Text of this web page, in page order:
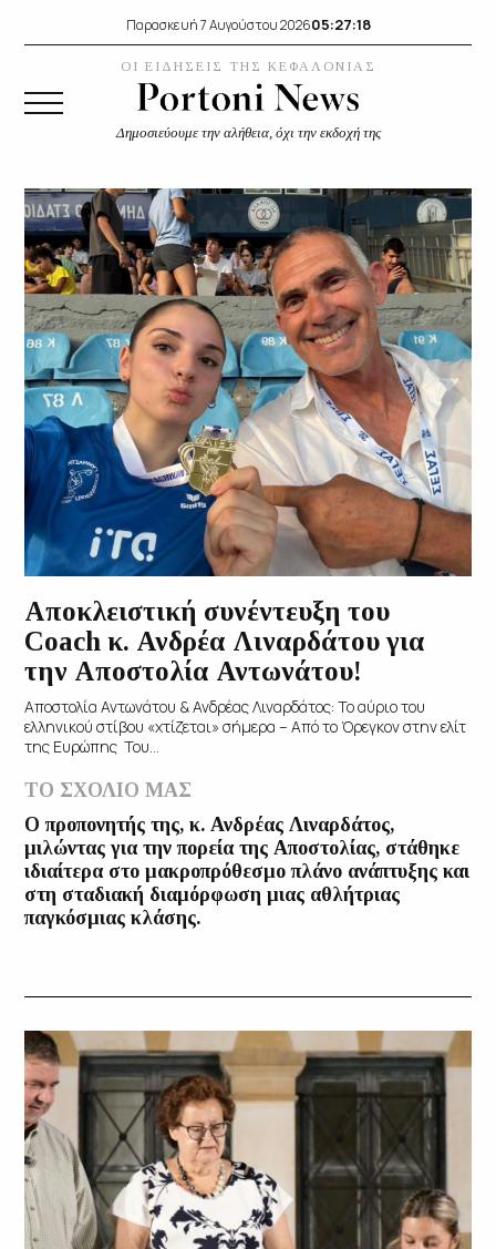
Παρασκευή 7 Αυγούστου 202605:27:20
ΟΙ ΕΙΔΗΣΕΙΣ ΤΗΣ ΚΕΦΑΛΟΝΙΑΣ
Δημοσιεύουμε την αλήθεια, όχι την εκδοχή της
Αποκλειστική συνέντευξη του
Coach κ. Ανδρέα Λιναρδάτου για
την Αποστολία Αντωνάτου!
Αποστολία Αντωνάτου & Ανδρέας Λιναρδάτος: Το αύριο του
ελληνικού στίβου «χτίζεται» σήμερα – Από το Όρεγκον στην ελίτ
της Ευρώπης ​ Του...
ΤΟ ΣΧΟΛΙΟ ΜΑΣ
Ο προπονητής της, κ. Ανδρέας Λιναρδάτος,
μιλώντας για την πορεία της Αποστολίας, στάθηκε
ιδιαίτερα στο μακροπρόθεσμο πλάνο ανάπτυξης και
στη σταδιακή διαμόρφωση μιας αθλήτριας
παγκόσμιας κλάσης.